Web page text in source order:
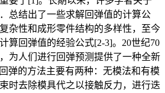
总结出了一些求解回弹值的计算公
杂性和成形零件结构的多样性，至今
算回弹值的经验公式[2-3]。20世纪70
为人们进行回弹预测提供了一种全新
弹的方法主要有两种：无模法和有模
时去除模具代之以接触反力，进行迭